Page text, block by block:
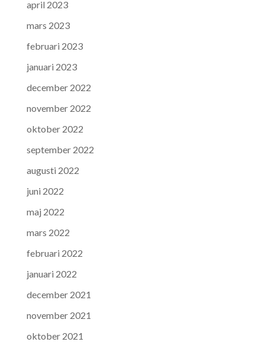
april 2023
mars 2023
februari 2023
januari 2023
december 2022
november 2022
oktober 2022
september 2022
augusti 2022
juni 2022
maj 2022
mars 2022
februari 2022
januari 2022
december 2021
november 2021
oktober 2021